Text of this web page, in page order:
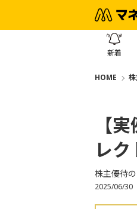
新着
HOME
【
レ
株主優待
2025/06/30